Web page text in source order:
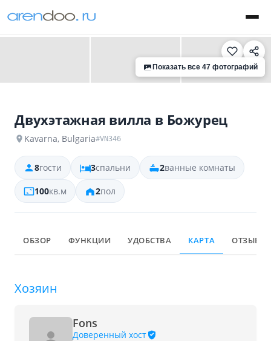
‹ ›
Показать все 47 фотографий
Двухэтажная вилла в Божурец
Kavarna, Bulgaria#VN346
8гости 3спальни 2ванные комнаты
100кв.м 2пол
ОБЗОР ФУНКЦИИ УДОБСТВА КАРТА ОТЗЫВЫ
Хозяин
Fons
Доверенный хост